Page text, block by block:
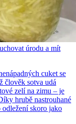
úrodu a mít
cuket se
člověk sotva udá
zelí na zimu – je
hrubě nastrouhané
skoro jako